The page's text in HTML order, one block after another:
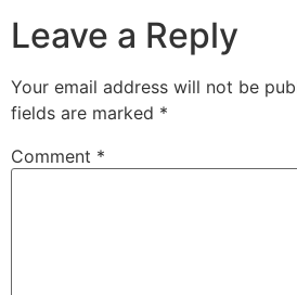
Leave a Reply
Your email address will not be
fields are marked *
Comment *